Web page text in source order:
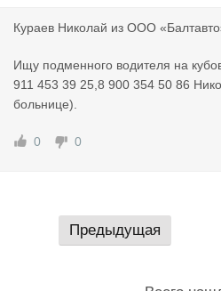
Кураев Николай из ООО
Ищу подменного водителя на
911 453 39 25,8 900 354 50 86
больнице).
0 0
Предыдущая